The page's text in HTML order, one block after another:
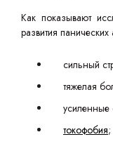
Как показывают
развития панических
сильный
тяжелая
усиленные
токофобия;